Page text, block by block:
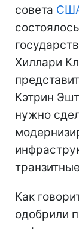
совета
Хиллари
Кэтрин
нужно
Как
одобрили